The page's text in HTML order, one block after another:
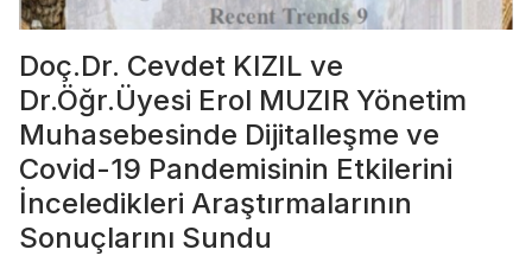
Doç.Dr. Cevdet KIZIL ve
Dr.Öğr.Üyesi Erol MUZIR Yönetim
Muhasebesinde Dijitalleşme ve
Covid-19 Pandemisinin Etkilerini
İnceledikleri Araştırmalarının
Sonuçlarını Sundu